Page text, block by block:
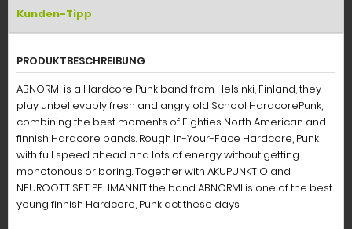
Kunden-Tipp
PRODUKTBESCHREIBUNG
ABNORMI is a Hardcore Punk band from Helsinki, Finland, they
play unbelievably fresh and angry old School HardcorePunk,
combining the best moments of Eighties North American and
finnish Hardcore bands. Rough In-Your-Face Hardcore, Punk
with full speed ahead and lots of energy without getting
monotonous or boring. Together with AKUPUNKTIO and
NEUROOTTISET PELIMANNIT the band ABNORMI is one of the best
young finnish Hardcore, Punk act these days.